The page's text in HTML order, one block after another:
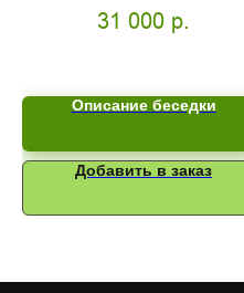
31 000 р.
Описание беседки
Добавить в заказ